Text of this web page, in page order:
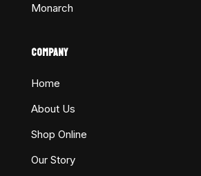
Monarch
COMPANY
Home
About Us
Shop Online
Our Story